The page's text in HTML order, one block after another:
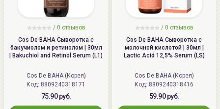
/ 0 отзывов
Cos De BAHA Сыворотка с
бакучиолом и ретинолом | 30мл
| Bakuchiol and Retinol Serum (L1)
Cos De BAHA (Корея)
Код: 8809240318171
75.90 руб.
/ 0 отзывов
Cos De BAHA Сыворотка с
молочной кислотой | 30мл |
Lactic Acid 12,5% Serum (LS)
Cos De BAHA (Корея)
Код: 8809240318416
59.90 руб.